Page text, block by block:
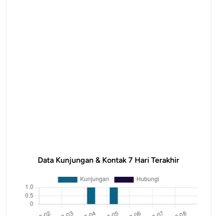
Data Kunjungan & Kontak 7 Hari Terakhir